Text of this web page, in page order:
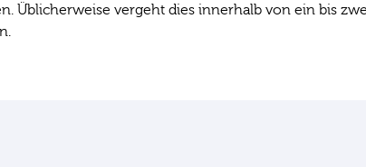
Üblicherweise vergeht dies innerhalb von ein bis